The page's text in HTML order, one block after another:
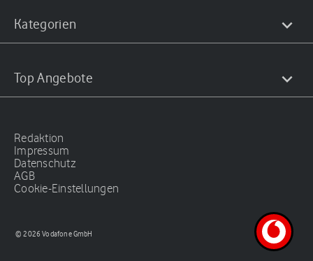
Kategorien
Top Angebote
Redaktion
Impressum
Datenschutz
AGB
Cookie-Einstellungen
© 2026 Vodafone GmbH